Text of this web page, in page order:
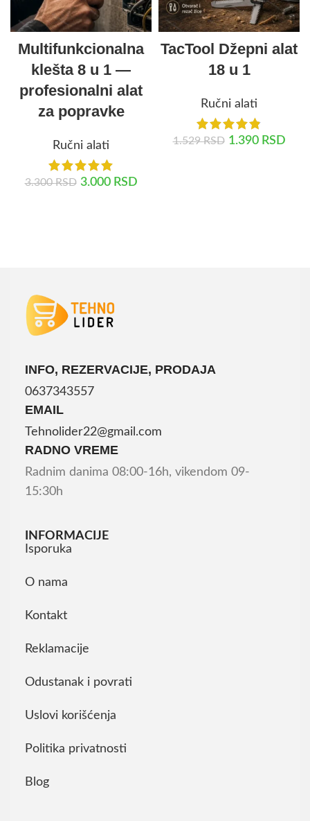
Multifunkcionalna
klešta 8 u 1 —
profesionalni alat
za popravke
Ručni alati
3.300RSD 3.000 RSD
TacTool Džepni alat
18 u 1
Ručni alati
1.529RSD 1.390 RSD
INFO, REZERVACIJE, PRODAJA
0637343557
EMAIL
Tehnolider22@gmail.com
RADNO VREME
Radnim danima 08:00-16h, vikendom 09-
15:30h
INFORMACIJE
Isporuka
O nama
Kontakt
Reklamacije
Odustanak i povrati
Uslovi korišćenja
Politika privatnosti
Blog